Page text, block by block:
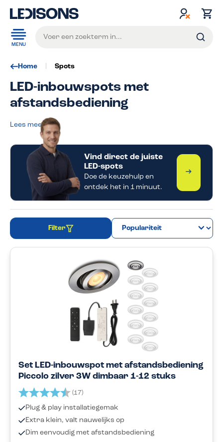
hoofdinhoud
MENU
Home Spots
LED-inbouwspots met
afstandsbediening
Lees meer
Vind direct de juiste
LED-spots
Doe de keuzehulp en
ontdek het in 1 minuut.
Start de
Filter
Set LED-inbouwspot met afstandsbediening
Piccolo zilver 3W dimbaar 1-12 stuks
Beoordeling: (17)
Plug & play installatiegemak
Extra klein, valt nauwelijks op
Dim eenvoudig met afstandsbediening